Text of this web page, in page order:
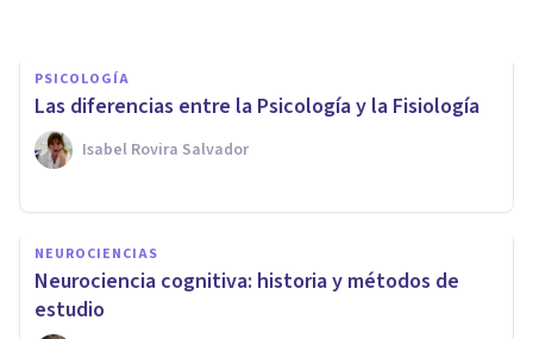
PSICOLOGÍA
Las diferencias entre la Psicología y la Fisiología
Isabel Rovira Salvador
NEUROCIENCIAS
Neurociencia cognitiva: historia y métodos de
estudio
La teoría de la elección de
William Glasser